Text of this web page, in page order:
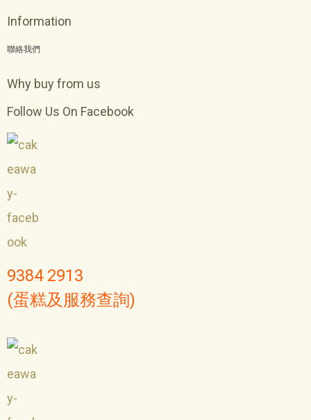
Information
聯絡我們
Why buy from us
Follow Us On Facebook
9384 2913
(蛋糕及服務查詢)